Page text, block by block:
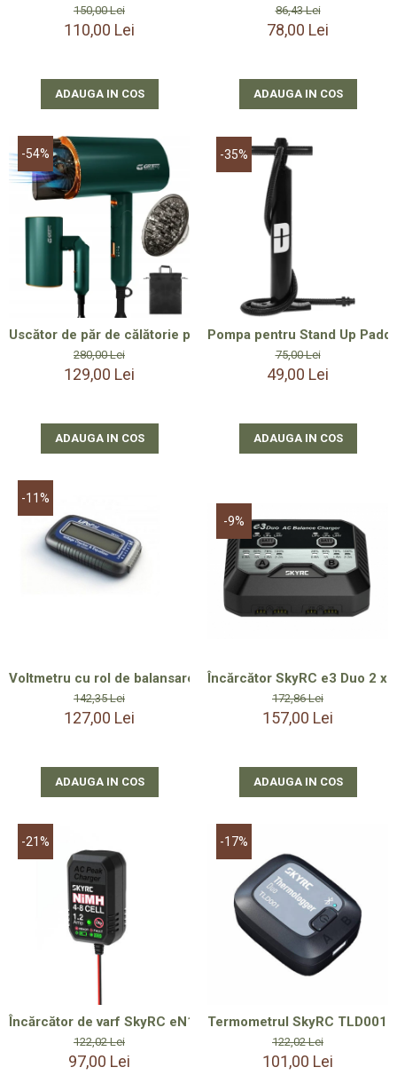
150,00 Lei
110,00 Lei
ADAUGA IN COS
86,43 Lei
78,00 Lei
ADAUGA IN COS
-54%
Uscător de păr de călătorie pliabil cu difuzor, 2200 W,
280,00 Lei
129,00 Lei
ADAUGA IN COS
-35%
Pompa pentru Stand Up
75,00 Lei
49,00 Lei
ADAUGA IN COS
-11%
Voltmetru cu rol de balansare Lipo SkyRC LiPoPal
142,35 Lei
127,00 Lei
ADAUGA IN COS
-9%
Încărcător SkyRC e3 Duo 2 x
172,86 Lei
157,00 Lei
ADAUGA IN COS
-21%
Încărcător de varf SkyRC eN18 NiMH
122,02 Lei
97,00 Lei
-17%
Termometrul SkyRC TLD001
122,02 Lei
101,00 Lei